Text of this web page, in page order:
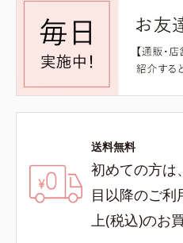
送料無料
初めての方は
目以降のご利
上(税込)のお